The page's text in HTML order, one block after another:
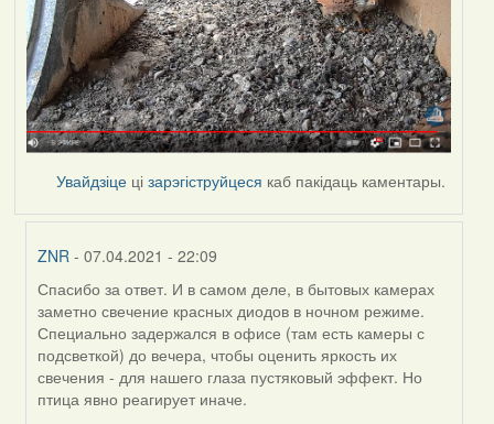
Увайдзіце цізарэгіструйцеся каб пакідаць каментары.
ZNR - 07.04.2021 - 22:09
In
reply
to
by
Feather
Спасибо за ответ. И в самом деле, в бытовых камерах
заметно свечение красных диодов в ночном режиме.
Специально задержался в офисе (там есть камеры с
подсветкой) до вечера, чтобы оценить яркость их
свечения - для нашего глаза пустяковый эффект. Но
птица явно реагирует иначе.